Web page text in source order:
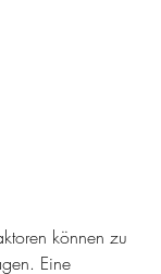
Eine